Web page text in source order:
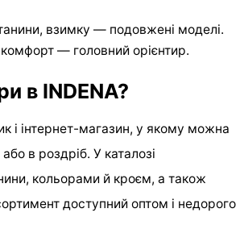
взимку — подовжені моделі.
— головний орієнтир.
в INDENA?
і інтернет-магазин, у якому можна
в роздріб. У каталозі
кольорами й кроєм, а також
доступний оптом і недорого